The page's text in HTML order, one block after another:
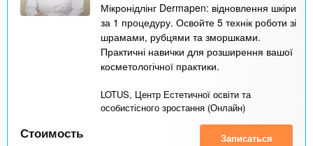
Мікронідлінг Dermapen: відновлення шкіри
за 1 процедуру. Освойте 5 технік роботи зі
шрамами, рубцями та зморшками.
Практичні навички для розширення вашої
косметологічної практики.
LOTUS, Центр Естетичної освіти та
особистісного зростання (Онлайн)
Стоимость Записаться